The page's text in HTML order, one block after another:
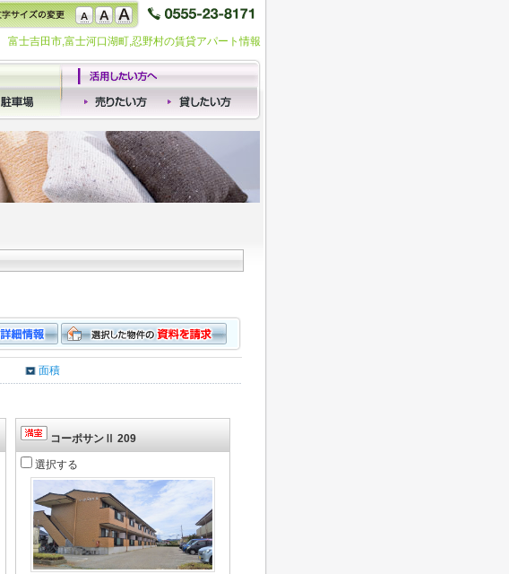
富士吉田市,富士河口湖町,忍野村の賃貸アパート情報
面積
コーポサンⅡ 209
選択する